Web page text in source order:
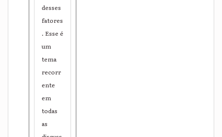
desses
fatores
. Esse é
um
tema
recorr
ente
em
todas
as